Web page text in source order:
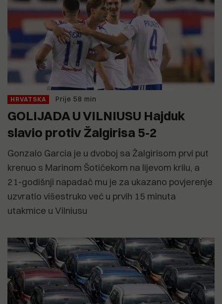
HRVATSKA Prije 58 min
GOLIJADA U VILNIUSU Hajduk
slavio protiv Žalgirisa 5-2
Gonzalo Garcia je u dvoboj sa Žalgirisom prvi put
krenuo s Marinom Šotičekom na lijevom krilu, a
21-godišnji napadač mu je za ukazano povjerenje
uzvratio višestruko već u prvih 15 minuta
utakmice u Vilniusu